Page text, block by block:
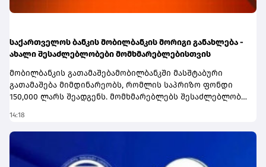
საქართველოს ბანკის მობილბანკის მორიგი განახლება -
ახალი შესაძლებლობები მომხმარებლებისთვის
მობილბანკის გათამაშებამობილბანკში მასშტაბური
გათამაშება მიმდინარეობს, რომლის საპრიზო ფონდი
150,000 ლარს შეადგენს. მომხმარებლებს შესაძლებლობა
მონაწილეობა საქართველოს ბანკის მომხმარებლებს
შეუძლიათ და მასში ჩართვა ავტომატურად -
საბანკო ოპერაციებისა და ბარათით გადახდების
14:18